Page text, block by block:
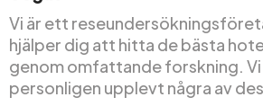
Vi är ett
hjälper dig att hitta de bästa
genom omfattande forskning. Vi
personligen upplevt några av